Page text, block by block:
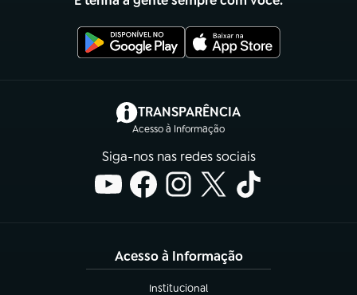
TRANSPARÊNCIA
Acesso à Informação
(abre em nova aba)
Siga-nos nas redes sociais
Acesso à Informação
Institucional